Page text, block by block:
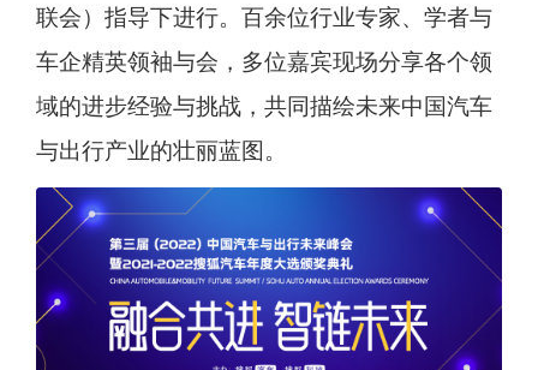
联会）指导下进行。百余位行业专家、学者与
车企精英领袖与会，多位嘉宾现场分享各个领
域的进步经验与挑战，共同描绘未来中国汽车
与出行产业的壮丽蓝图。